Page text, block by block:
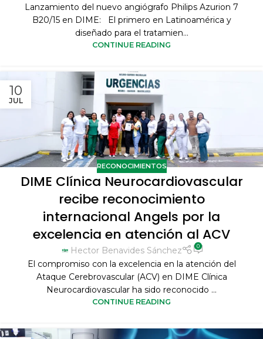
Lanzamiento del nuevo angiógrafo Philips Azurion 7
B20/15 en DIME: El primero en Latinoamérica y
diseñado para el tratamien...
CONTINUE READING
10
JUL
RECONOCIMIENTOS
DIME Clínica Neurocardiovascular
recibe reconocimiento
internacional Angels por la
excelencia en atención al ACV
Hector Benavides Sánchez 0
El compromiso con la excelencia en la atención del
Ataque Cerebrovascular (ACV) en DIME Clínica
Neurocardiovascular ha sido reconocido ...
CONTINUE READING